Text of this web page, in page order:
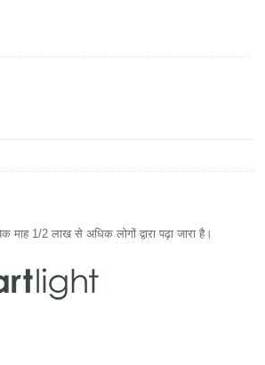
माह 1/2 लाख से अधिक लोगों द्वारा पढ़ा जारा है।